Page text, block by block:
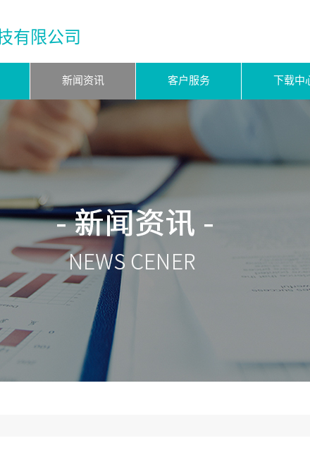
有限公司
新闻资讯 客户服务 下载中